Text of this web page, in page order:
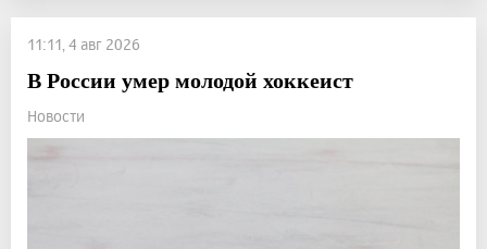
11:11, 4 авг 2026
В России умер молодой хоккеист
Новости